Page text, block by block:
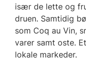
især de lette og
druen. Samtidig
som Coq au Vin,
varer samt oste.
lokale markeder.